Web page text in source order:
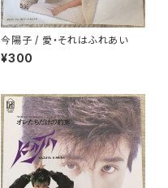
今陽子 / 愛・それはふれあい
¥300